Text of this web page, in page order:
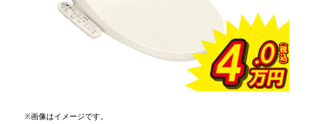
※画像はイメージです。